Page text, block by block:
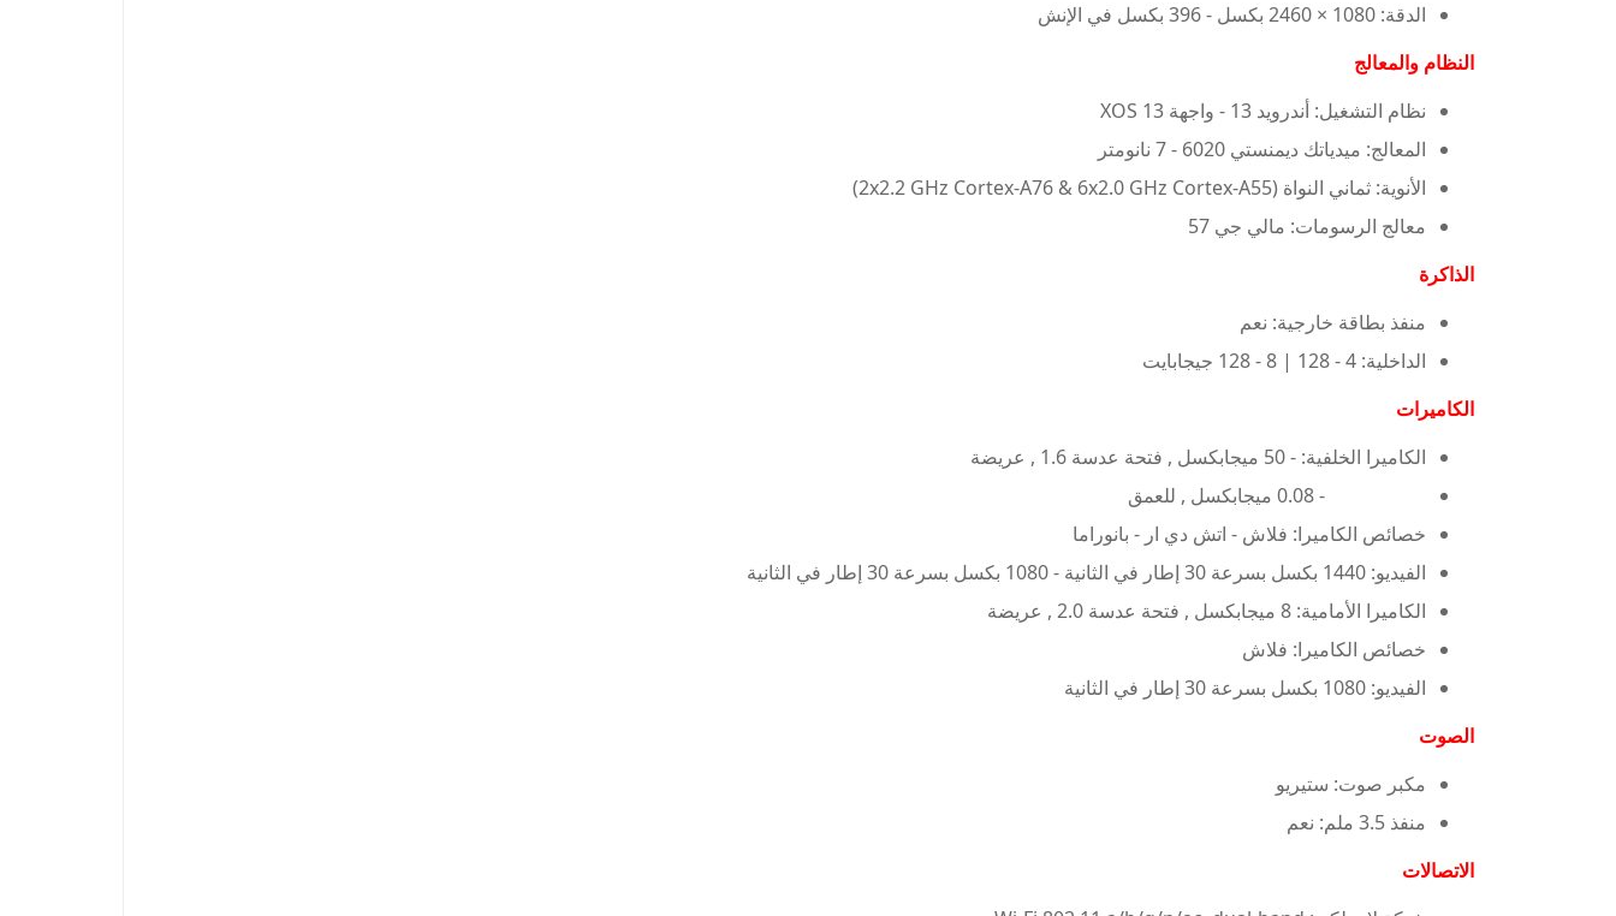
الدقة: 1080 × 2460 بكسل - 396 بكسل في الإنش
النظام والمعالج
نظام التشغيل: أندرويد 13 - واجهة XOS 13
المعالج: ميدياتك ديمنستي 6020 - 7 نانومتر
الأنوية: ثماني النواة (2x2.2 GHz Cortex-A76 & 6x2.0 GHz Cortex-A55)
معالج الرسومات: مالي جي 57
الذاكرة
منفذ بطاقة خارجية: نعم
الداخلية: 4 - 128 | 8 - 128 جيجابايت
الكاميرات
الكاميرا الخلفية: - 50 ميجابكسل , فتحة عدسة 1.6 , عريضة
- 0.08 ميجابكسل , للعمق
خصائص الكاميرا: فلاش - اتش دي ار - بانوراما
الفيديو: 1440 بكسل بسرعة 30 إطار في الثانية - 1080 بكسل بسرعة 30 إطار في الثانية
الكاميرا الأمامية: 8 ميجابكسل , فتحة عدسة 2.0 , عريضة
خصائص الكاميرا: فلاش
الفيديو: 1080 بكسل بسرعة 30 إطار في الثانية
الصوت
مكبر صوت: ستيريو
منفذ 3.5 ملم: نعم
الاتصالات